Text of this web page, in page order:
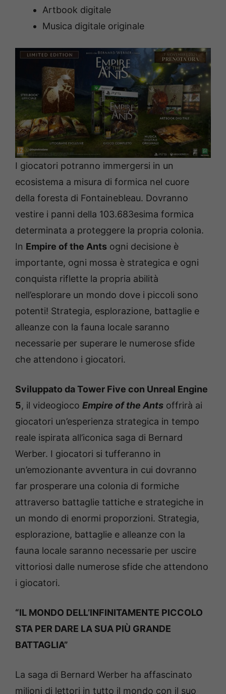
Artbook digitale
Musica digitale originale
I giocatori potranno immergersi in un
ecosistema a misura di formica nel cuore
della foresta di Fontainebleau. Dovranno
vestire i panni della 103.683esima formica
determinata a proteggere la propria colonia.
In Empire of the Ants ogni decisione è
importante, ogni mossa è strategica e ogni
conquista riflette la propria abilità
nell’esplorare un mondo dove i piccoli sono
potenti! Strategia, esplorazione, battaglie e
alleanze con la fauna locale saranno
necessarie per superare le numerose sfide
che attendono i giocatori.
Sviluppato da Tower Five con Unreal Engine
5, il videogioco Empire of the Ants offrirà ai
giocatori un’esperienza strategica in tempo
reale ispirata all’iconica saga di Bernard
Werber. I giocatori si tufferanno in
un’emozionante avventura in cui dovranno
far prosperare una colonia di formiche
attraverso battaglie tattiche e strategiche in
un mondo di enormi proporzioni. Strategia,
esplorazione, battaglie e alleanze con la
fauna locale saranno necessarie per uscire
vittoriosi dalle numerose sfide che attendono
i giocatori.
“IL MONDO DELL’INFINITAMENTE PICCOLO
STA PER DARE LA SUA PIÙ GRANDE
BATTAGLIA”
La saga di Bernard Werber ha affascinato
milioni di lettori in tutto il mondo con il suo